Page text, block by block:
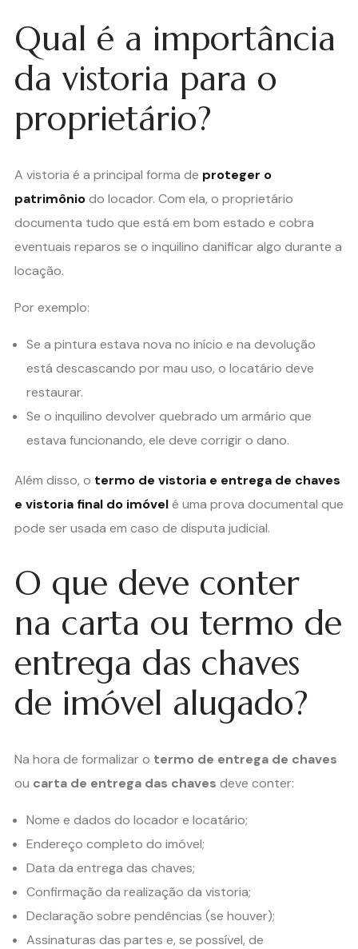
Qual é a importância
da vistoria para o
proprietário?
A vistoria é a principal forma de proteger o
patrimôniodo locador. Com ela, o proprietário
documenta tudo que está em bom estado e cobra
eventuais reparos se o inquilino danificar algo durante a
locação.
Por exemplo:
Se a pintura estava nova no início e na devolução
está descascando por mau uso, o locatário deve
restaurar.
Se o inquilino devolver quebrado um armário que
estava funcionando, ele deve corrigir o dano.
Além disso, o termo de vistoria e entrega de chaves
e vistoria final do imóvelé uma prova documental que
pode ser usada em caso de disputa judicial.
O que deve conter
na carta ou termo de
entrega das chaves
de imóvel alugado?
Na hora de formalizar o termo de entrega de chaves
ou carta de entrega das chaves deve conter:
Nome e dados do locador e locatário;
Endereço completo do imóvel;
Data da entrega das chaves;
Confirmação da realização da vistoria;
Declaração sobre pendências (se houver);
Assinaturas das partes e, se possível, de